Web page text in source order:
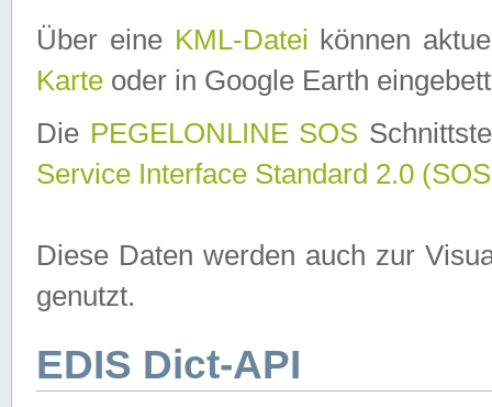
Über eine KML-Datei können
Karte oder in Google Earth
Die PEGELONLINE SOS
Service Interface Standard 2.0
Diese Daten werden auch zur
genutzt.
EDIS Dict-API